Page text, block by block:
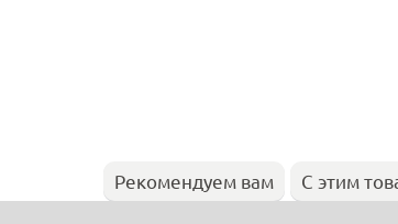
Рекомендуем вам С этим